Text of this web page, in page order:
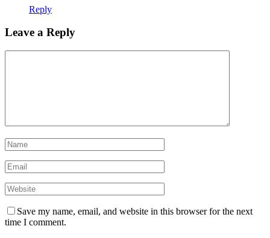
Reply
Leave a Reply
Save my name, email, and website in this browser for the next
time I comment.